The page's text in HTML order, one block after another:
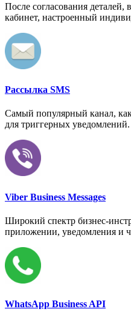
После согласования
кабинет, настроенный
Рассылка SMS
Самый популярный канал,
для триггерных уведомлений.
Viber Business Messages
Широкий спектр бизнес-
приложении, уведомления и
WhatsApp Business API